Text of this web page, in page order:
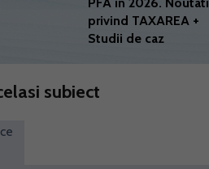
privind TAXAREA +
Studii de caz
subiect